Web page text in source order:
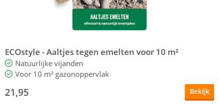
ECOstyle - Aaltjes tegen emelten voor 10 m²
Natuurlijke vijanden
Voor 10 m² gazonoppervlak
21,95 Bekijk